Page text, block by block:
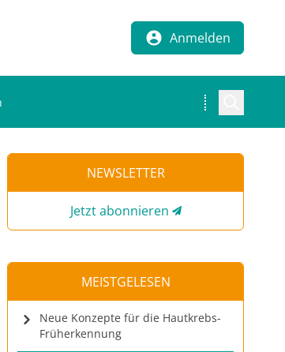
Anmelden
NEWSLETTER
Jetzt abonnieren
MEISTGELESEN
Neue Konzepte für die Hautkrebs-
Früherkennung